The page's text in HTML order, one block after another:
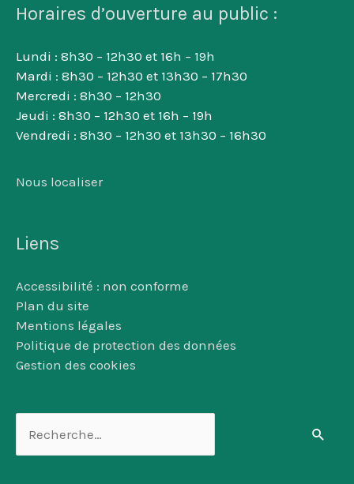
Horaires d’ouverture au public :
Lundi : 8h30 – 12h30 et 16h – 19h
Mardi : 8h30 – 12h30 et 13h30 – 17h30
Mercredi : 8h30 – 12h30
Jeudi : 8h30 – 12h30 et 16h – 19h
Vendredi : 8h30 – 12h30 et 13h30 – 16h30
Nous localiser
Liens
Accessibilité : non conforme
Plan du site
Mentions légales
Politique de protection des données
Gestion des cookies